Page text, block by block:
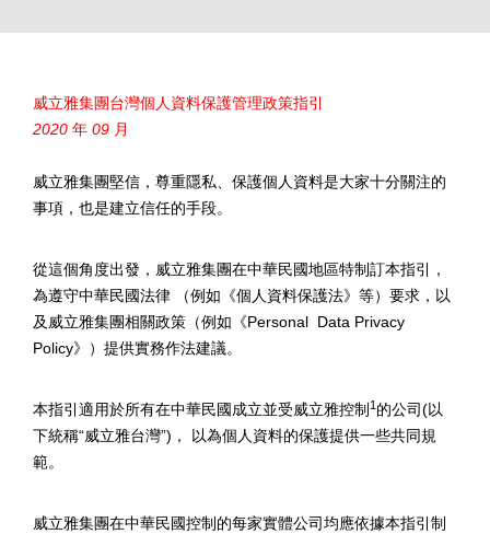
威立雅集團台灣個人資料保護管理政策指引
2020 年 09 月
威立雅集團堅信，尊重隱私、保護個人資料是大家十分關注的
事項，也是建立信任的手段。
從這個角度出發，威立雅集團在中華民國地區特制訂本指引，
為遵守中華民國法律
（例如《個人資料保護法》等）要求，以
及威立雅集團相關政策（例如《Personal Data Privacy
Policy》）提供實務作法建議。
本指引適用於所有在中華民國成立並受威立雅控制 1 的公司(以
下統稱“威立雅台灣”) ，
以為個人資料的保護提供一些共同規
範。
威立雅集團在中華民國控制的每家實體公司均應依據本指引制